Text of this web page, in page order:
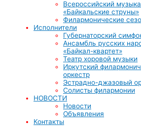
Всероссийский
«Байкальские струны»
Филармонические
Исполнители
Губернаторский
Ансамбль русских
«Байкал-квартет»
Театр хоровой музыки
Иркутский
оркестр
Эстрадно-джазовый
Солисты филармонии
НОВОСТИ
Новости
Объявления
Контакты